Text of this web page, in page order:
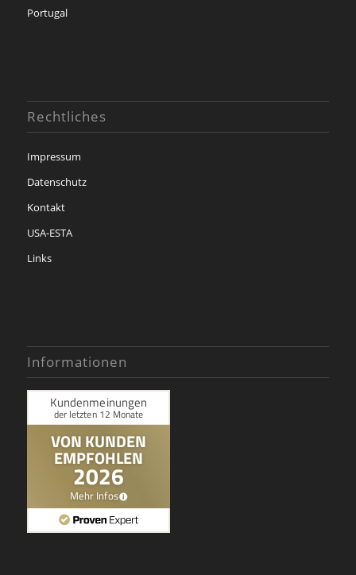
Portugal
Rechtliches
Impressum
Datenschutz
Kontakt
USA-ESTA
Links
Informationen